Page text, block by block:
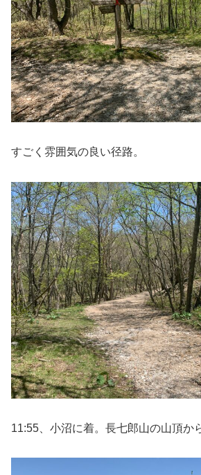
すごく雰囲気の良い径路。
11:55、小沼に着。長七郎山の山頂か